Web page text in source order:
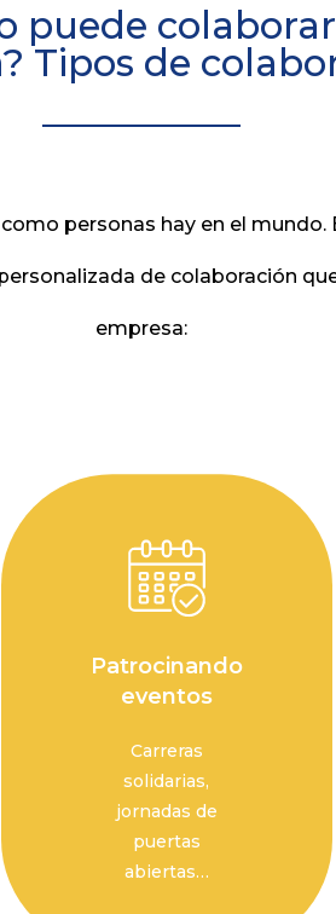
puede
Tipos de
personas hay en el
de colaboración
empresa:
Patrocinando
eventos
Carreras
solidarias,
jornadas de
puertas
abiertas…